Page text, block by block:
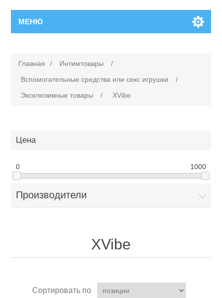
МЕНЮ
Главная / Интимтовары
/
Вспомогательные средства или cекс игрушки
/
Эксклюзивные товары
/ XVibe
Цена
0 1000
Производители
XVibe
Сортировать по